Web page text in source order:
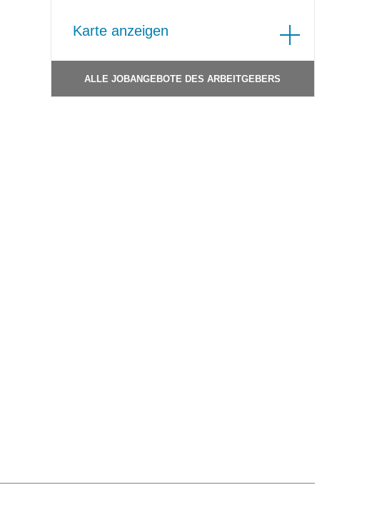
Karte anzeigen
ALLE JOBANGEBOTE DES ARBEITGEBERS